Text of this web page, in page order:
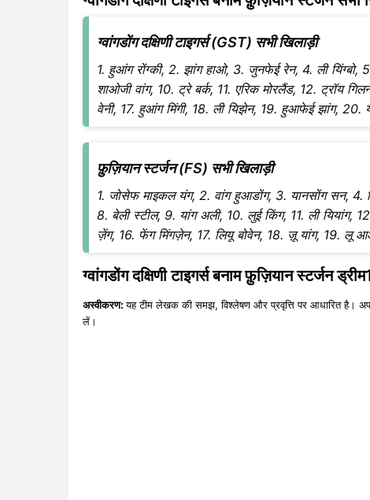
ग्वांगडोंग दक्षिणी टाइगर्स (GST) सभी खिलाड़ी
1. हुआंग रोंग्की, 2. झांग हाओ, 3. जुनफेई रेन, 4. ली
शाओजी वांग, 10. ट्रे बर्क, 11. एरिक मोरलैंड, 12. ट्रॉय
वेनी, 17. हुआंग मिंगी, 18. ली यिझेन, 19. हुआफेई झांग, 20.
फ़ुज़ियान स्टर्जन (FS) सभी खिलाड़ी
1. जोसेफ माइकल यंग, 2. वांग हुआडोंग, 3. यानसोंग सन,
8. बेली स्टील, 9. यांग अली, 10. लुई किंग, 11. ली यियांग,
ज़ेंग, 16. फेंग मिंगज़ेन, 17. लियू बोवेन, 18. ज़ू यांग, 19. लू
ग्वांगडोंग दक्षिणी टाइगर्स बनाम फ़ुज़ियान स्टर्जन
अस्वीकरण:यह टीम लेखक की समझ, विश्लेषण और प्रवृत्ति पर आधारित है।
लें।